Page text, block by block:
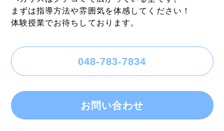
まずは指導方法や雰囲気を体感してください！
体験授業でお待ちしております。
048-783-7834
お問い合わせ